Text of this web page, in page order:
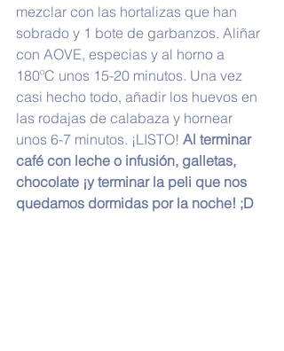
mezclar con las hortalizas que han
sobrado y 1 bote de garbanzos. Aliñar
con AOVE, especias y al horno a
180ºC unos 15-20 minutos. Una vez
casi hecho todo, añadir los huevos en
las rodajas de calabaza y hornear
unos 6-7 minutos. ¡LISTO! Al terminar
café con leche o infusión, galletas,
chocolate ¡y terminar la peli que nos
quedamos dormidas por la noche! ;D